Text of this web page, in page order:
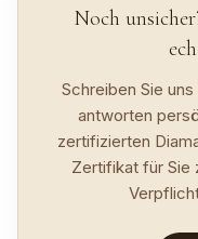
Noch
Schreiben Sie
antworten
zertifizierten
Zertifikat für Sie